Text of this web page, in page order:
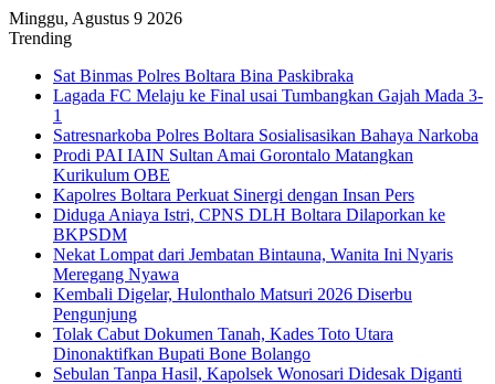
Minggu, Agustus 9 2026
Trending
Sat Binmas Polres Boltara Bina Paskibraka
Lagada FC Melaju ke Final usai Tumbangkan Gajah Mada 3-
1
Satresnarkoba Polres Boltara Sosialisasikan Bahaya Narkoba
Prodi PAI IAIN Sultan Amai Gorontalo Matangkan
Kurikulum OBE
Kapolres Boltara Perkuat Sinergi dengan Insan Pers
Diduga Aniaya Istri, CPNS DLH Boltara Dilaporkan ke
BKPSDM
Nekat Lompat dari Jembatan Bintauna, Wanita Ini Nyaris
Meregang Nyawa
Kembali Digelar, Hulonthalo Matsuri 2026 Diserbu
Pengunjung
Tolak Cabut Dokumen Tanah, Kades Toto Utara
Dinonaktifkan Bupati Bone Bolango
Sebulan Tanpa Hasil, Kapolsek Wonosari Didesak Diganti